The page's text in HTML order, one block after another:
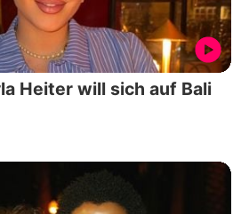
Heiter will sich auf Bali